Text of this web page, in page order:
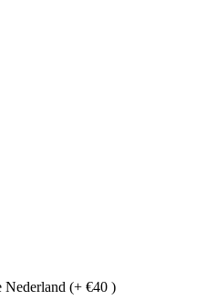
Nederland (+ €40 )